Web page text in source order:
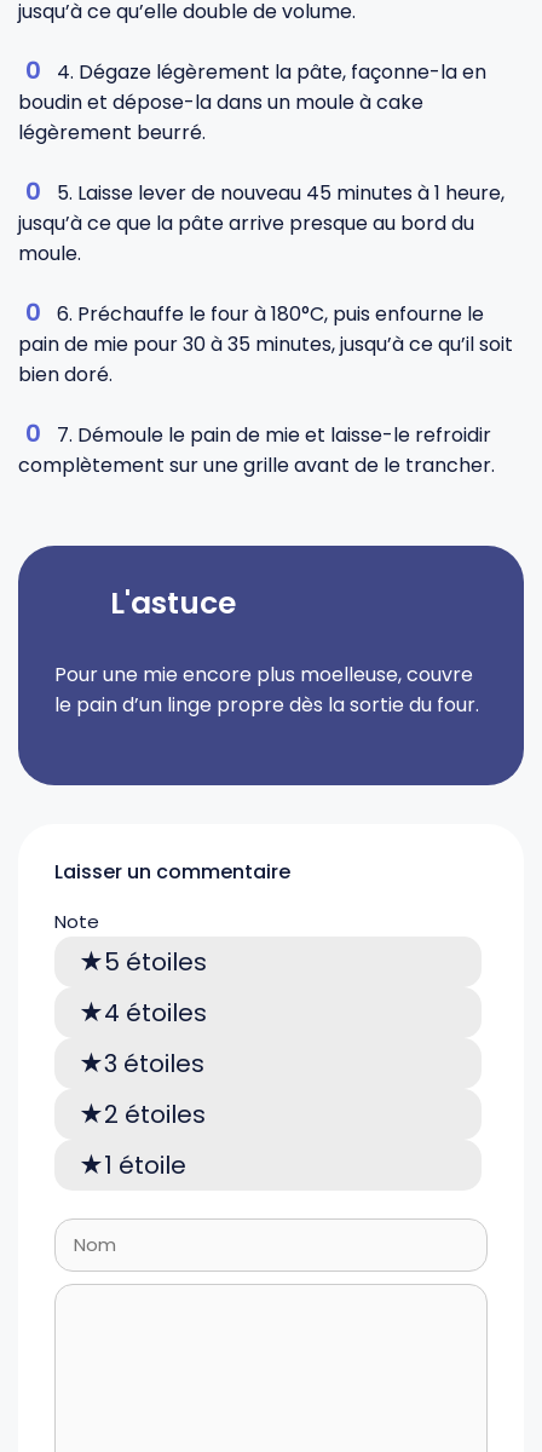
jusqu’à ce qu’elle double de volume.
4. Dégaze légèrement la pâte, façonne-la en
boudin et dépose-la dans un moule à cake
légèrement beurré.
5. Laisse lever de nouveau 45 minutes à 1 heure,
jusqu’à ce que la pâte arrive presque au bord du
moule.
6. Préchauffe le four à 180°C, puis enfourne le
pain de mie pour 30 à 35 minutes, jusqu’à ce qu’il soit
bien doré.
7. Démoule le pain de mie et laisse-le refroidir
complètement sur une grille avant de le trancher.
L'astuce
Pour une mie encore plus moelleuse, couvre
le pain d’un linge propre dès la sortie du four.
Laisser un commentaire
Note
5 étoiles
4 étoiles
3 étoiles
2 étoiles
1 étoile